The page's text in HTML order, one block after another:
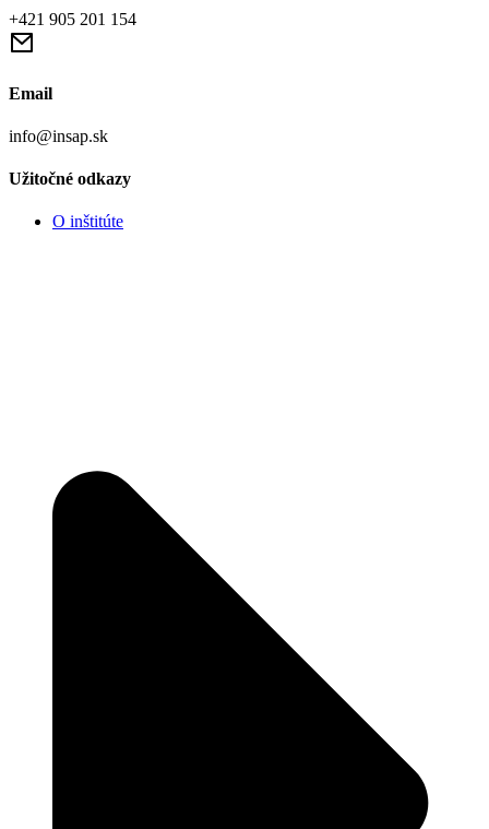
+421 905 201 154
Email
info@insap.sk
Užitočné odkazy
O inštitúte